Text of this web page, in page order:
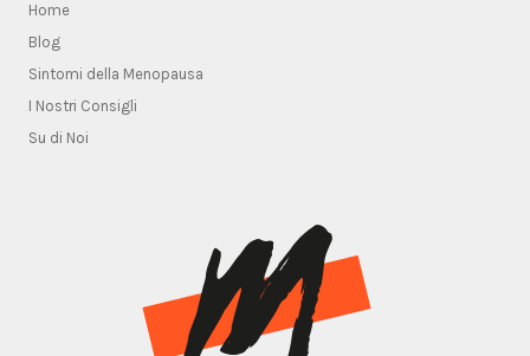
Home
Blog
Sintomi della Menopausa
I Nostri Consigli
Su di Noi